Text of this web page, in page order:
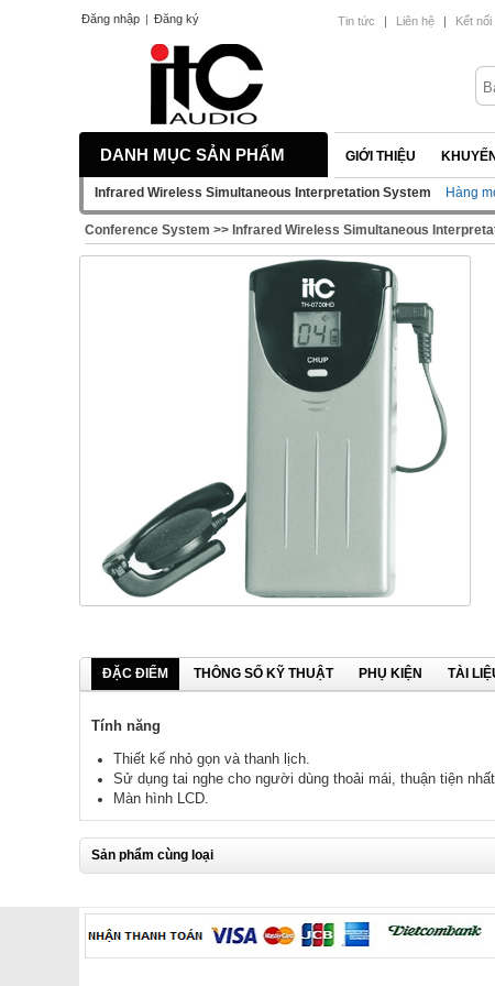
Đăng nhập | Đăng ký Tin tức | Liên hệ | Kết
DANH MỤC SẢN PHẨM GIỚI THIỆU
Infrared Wireless Simultaneous Interpretation System Hàng
Conference System >> Infrared Wireless Simultaneous
ĐẶC ĐIỂM THÔNG SỐ KỸ THUẬT PHỤ KIỆN TÀI
Tính năng
Thiết kế nhỏ gọn và thanh lịch.
Sử dụng tai nghe cho người dùng thoải mái, thuận tiện
Màn hình LCD.
Sản phẩm cùng loại